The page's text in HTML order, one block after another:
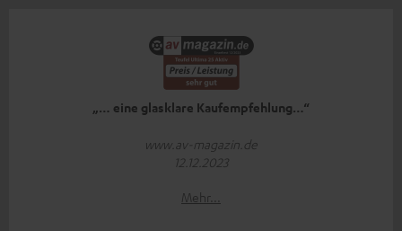
„… eine glasklare Kaufempfehlung…“
www.av-magazin.de
12.12.2023
Mehr...